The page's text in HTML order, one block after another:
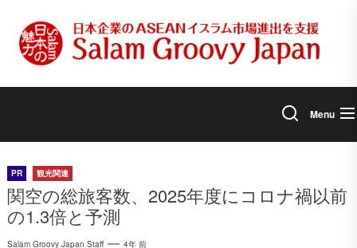
content
Menu
PR 観光関連
関空の総旅客数、2025年度にコロナ禍以前
の1.3倍と予測
Salam Groovy Japan Staff 4年 前